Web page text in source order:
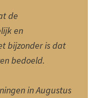
de
en
bijzonder is dat
bedoeld.
in Augustus